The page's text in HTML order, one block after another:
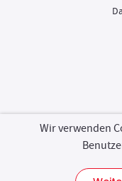
Wir verwenden